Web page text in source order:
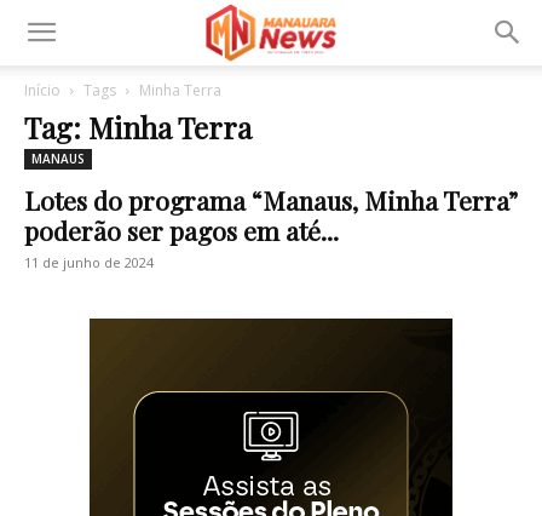
Início Tags Minha Terra
Tag: Minha Terra
MANAUS
Lotes do programa “Manaus, Minha Terra”
poderão ser pagos em até...
11 de junho de 2024